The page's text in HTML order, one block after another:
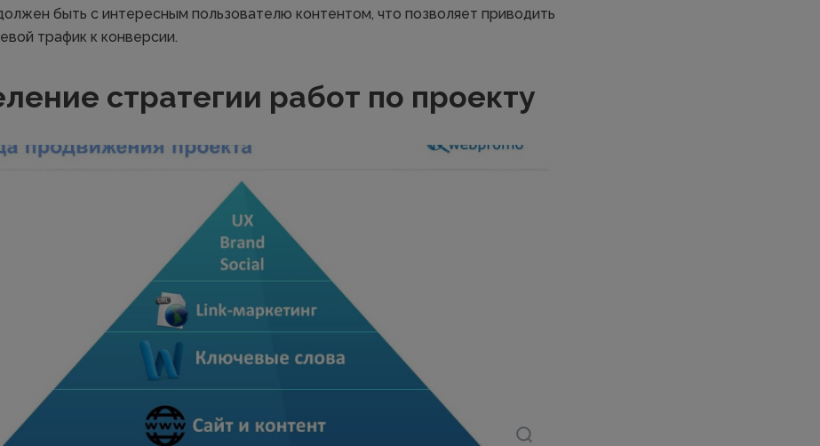
быть с интересным пользователю контентом, что позволяет приводить
трафик к конверсии.
стратегии работ по проекту